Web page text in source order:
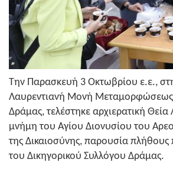
Την Παρασκευή 3 Οκτωβρίου ε.ε.,
Λαυρεντιανή Μονή
Δράμας, τελέστηκε αρχιερατική Θεία
μνήμη του Αγίου Διονυσίου του
της Δικαιοσύνης, παρουσία πλήθους
του Δικηγορικού Συλλόγου Δράμας.